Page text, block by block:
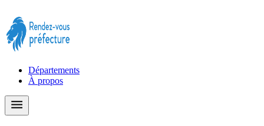
Départements
À propos